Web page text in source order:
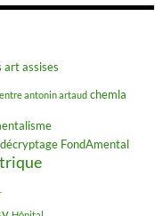
artassises
antonin artaud chemla
décryptage FondAmental